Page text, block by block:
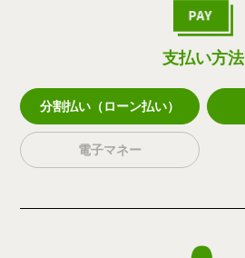
支払い方法
分割払い（ローン払い）
電子マネー